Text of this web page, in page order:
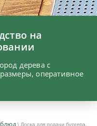
станций
макета,
блюд \ Доска для подачи бургера,